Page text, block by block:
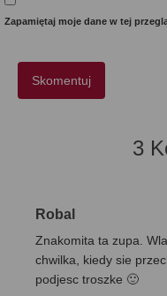
Zapamiętaj moje dane w tej
3
Robal
Znakomita ta zupa.
chwilka, kiedy sie
podjesc troszke 🙂